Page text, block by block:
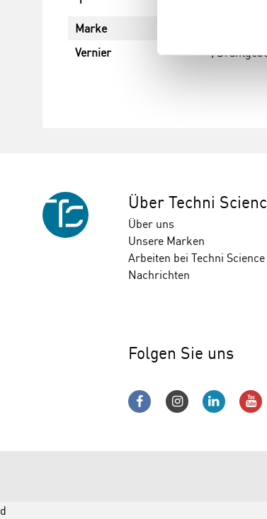
Marke
Vernier
,
Über Techni
Über uns
Unsere Marken
Arbeiten bei Techni Science
Nachrichten
Folgen Sie uns
d